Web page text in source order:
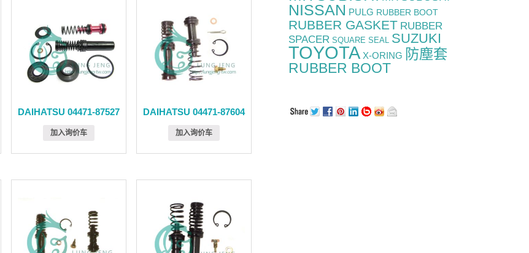
DAIHATSU 04471-87527
加入询价车
DAIHATSU 04471-87604
加入询价车
NISSAN PULG RUBBER BOOT
RUBBER GASKET RUBBER
SPACER SQUARE SEAL SUZUKI
TOYOTA X-ORING 防塵套
RUBBER BOOT